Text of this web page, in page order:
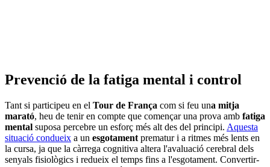
Prevenció de la fatiga mental i control
Tant si participeu en el Tour de França com si feu una mitja
marató, heu de tenir en compte que començar una prova amb fatiga
mental suposa percebre un esforç més alt des del principi. Aquesta
situació condueix a un esgotament prematur i a ritmes més lents en
la cursa, ja que la càrrega cognitiva altera l'avaluació cerebral dels
senyals fisiològics i redueix el temps fins a l'esgotament. Convertir-